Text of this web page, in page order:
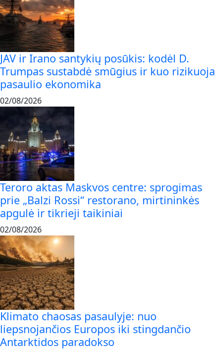
JAV ir Irano santykių posūkis: kodėl D.
Trumpas sustabdė smūgius ir kuo rizikuoja
pasaulio ekonomika
02/08/2026
Teroro aktas Maskvos centre: sprogimas
prie „Balzi Rossi“ restorano, mirtininkės
apgulė ir tikrieji taikiniai
02/08/2026
Klimato chaosas pasaulyje: nuo
liepsnojančios Europos iki stingdančio
Antarktidos paradokso